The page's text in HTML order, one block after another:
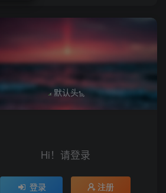
Hi！请登录
登录 注册